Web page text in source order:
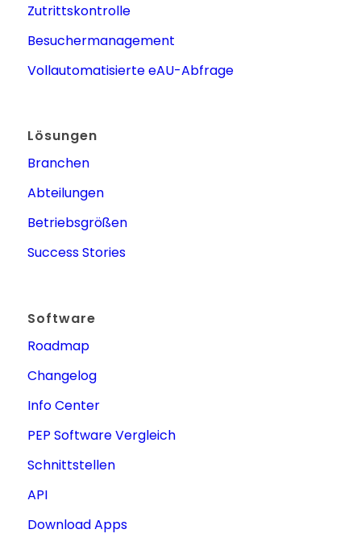
Zutrittskontrolle
Besuchermanagement
Vollautomatisierte eAU-Abfrage
Lösungen
Branchen
Abteilungen
Betriebsgrößen
Success Stories
Software
Roadmap
Changelog
Info Center
PEP Software Vergleich
Schnittstellen
API
Download Apps